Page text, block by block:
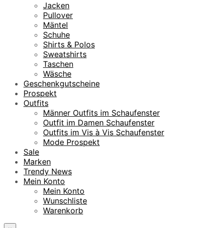
Jacken
Pullover
Mäntel
Schuhe
Shirts & Polos
Sweatshirts
Taschen
Wäsche
Geschenkgutscheine
Prospekt
Outfits
Männer Outfits im Schaufenster
Outfit im Damen Schaufenster
Outfits im Vis à Vis Schaufenster
Mode Prospekt
Sale
Marken
Trendy News
Mein Konto
Mein Konto
Wunschliste
Warenkorb